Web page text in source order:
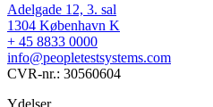
Adelgade 12, 3. sal
1304 København K
+ 45 8833 0000
info@peopletestsystems.com
CVR-nr.: 30560604
Ydelser